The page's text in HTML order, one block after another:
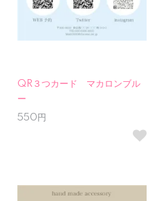
QR３つカード マカロンブル
ー
550円